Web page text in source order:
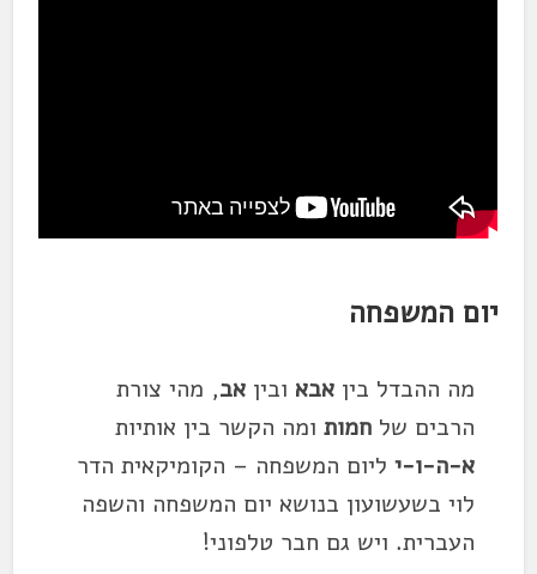
יום המשפחה
מה ההבדל בין אבא ובין אב, מהי צורת
הרבים של חמותומה הקשר בין אותיות
א-ה-ו-יליום המשפחה – הקומיקאית הדר
לוי בשעשועון בנושא יום המשפחה והשפה
העברית. ויש גם חבר טלפוני!